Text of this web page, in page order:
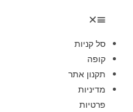
סל קניות
קופה
תקנון אתר
מדיניות
פרטיות